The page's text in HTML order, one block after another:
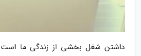
داشتن شغل بخشی از زندگی ما